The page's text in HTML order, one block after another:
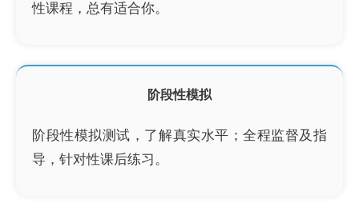
性课程，总有适合你。
阶段性模拟
阶段性模拟测试，了解真实水平；全程监督及指
导，针对性课后练习。